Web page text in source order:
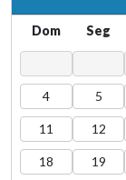
Dom Seg
4 5
11 12
18 19